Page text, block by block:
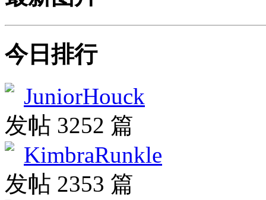
今日排行
JuniorHouck
发帖 3252 篇
KimbraRunkle
发帖 2353 篇